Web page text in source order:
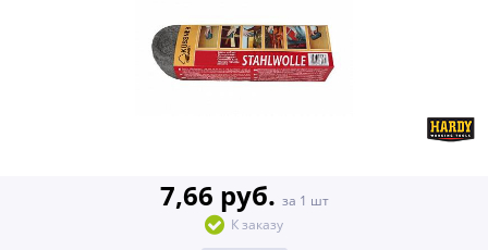
7,66 руб. за 1 шт
К заказу